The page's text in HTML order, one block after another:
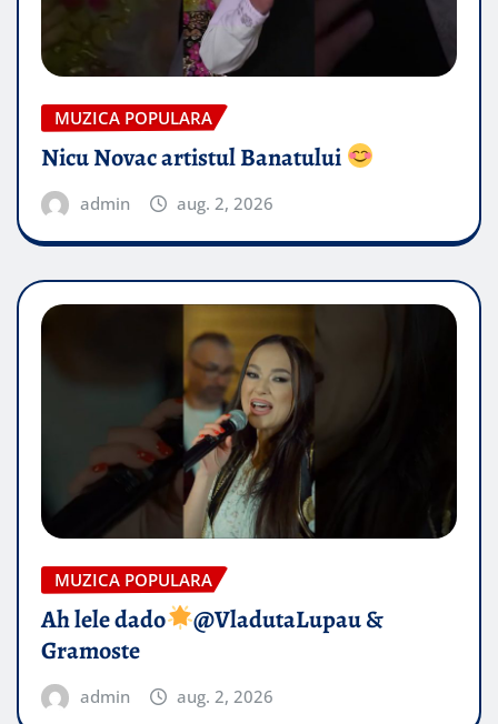
MUZICA POPULARA
Nicu Novac artistul Banatului
admin aug. 2, 2026
MUZICA POPULARA
Ah lele dado​
@VladutaLupau &
Gramoste
admin aug. 2, 2026